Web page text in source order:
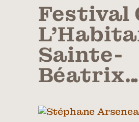
Festival
Sainte-
Béatrix…